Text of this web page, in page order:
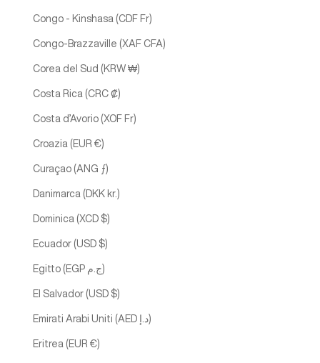
Congo - Kinshasa (CDF Fr)
Congo-Brazzaville (XAF CFA)
Corea del Sud (KRW ₩)
Costa Rica (CRC ₡)
Costa d’Avorio (XOF Fr)
Croazia (EUR €)
Curaçao (ANG ƒ)
Danimarca (DKK kr.)
Dominica (XCD $)
Ecuador (USD $)
Egitto (EGP ج.م)
El Salvador (USD $)
Emirati Arabi Uniti (AED د.إ)
Eritrea (EUR €)